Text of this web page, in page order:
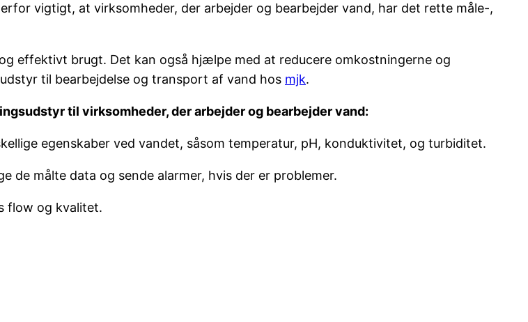
vigtigt, at virksomheder, der arbejder og bearbejder vand, har det rette måle-,
effektivt brugt. Det kan også hjælpe med at reducere omkostningerne og
til bearbejdelse og transport af vand hos mjk.
til virksomheder, der arbejder og bearbejder vand:
egenskaber ved vandet, såsom temperatur, pH, konduktivitet, og turbiditet.
de målte data og sende alarmer, hvis der er problemer.
flow og kvalitet.